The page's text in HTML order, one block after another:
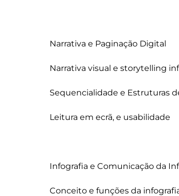
Narrativa e Paginação Digital
Narrativa visual e storytelling
Sequencialidade e Estruturas
Leitura em ecrã, e usabilidade
Infografia e Comunicação da
Conceito e funções da